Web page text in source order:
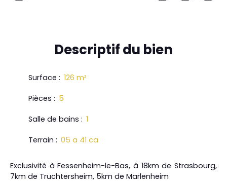
Descriptifdu bien
Surface : 126 m²
Pièces : 5
Salle de bains : 1
Terrain : 05 a 41 ca
Exclusivité à Fessenheim-le-Bas, à 18km de Strasbourg,
7km de Truchtersheim, 5km de Marlenheim